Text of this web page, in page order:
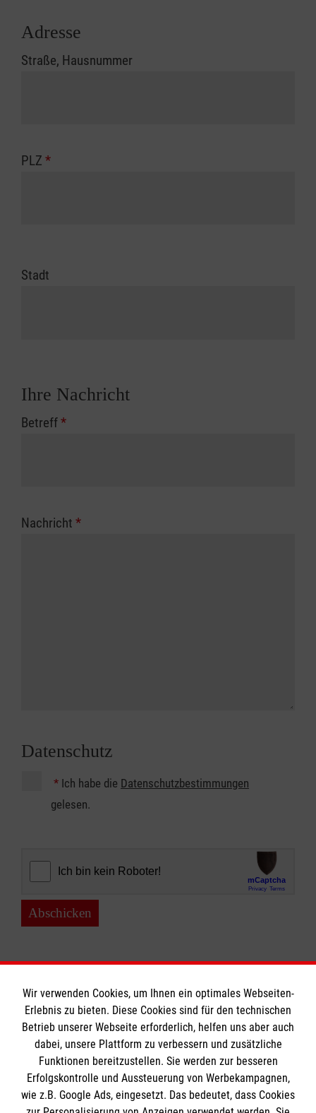
Adresse
Straße, Hausnummer
PLZ *
Stadt
Ihre Nachricht
Betreff*
Nachricht *
Datenschutz
* Ich habe die Datenschutzbestimmungen
gelesen.
Abschicken
Informationen
Impressum
Datenschutz
Die Malteser
Wir verwenden Cookies, um Ihnen ein optimales Webseiten-
Erlebnis zu bieten. Diese Cookies sind für den technischen
Betrieb unserer Webseite erforderlich, helfen uns aber auch
dabei, unsere Plattform zu verbessern und zusätzliche
Funktionen bereitzustellen. Sie werden zur besseren
Erfolgskontrolle und Aussteuerung von Werbekampagnen,
wie z.B. Google Ads, eingesetzt. Das bedeutet, dass Cookies